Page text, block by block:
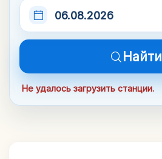
06.08.2026
Найти
Не удалось загрузить станции.